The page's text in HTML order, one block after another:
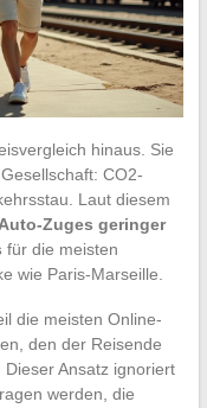
hinaus. Sie
CO2-
Laut diesem
Zuges geringer
für die meisten
wie Paris-Marseille.
die meisten Online-
den der Reisende
Ansatz ignoriert
werden, die